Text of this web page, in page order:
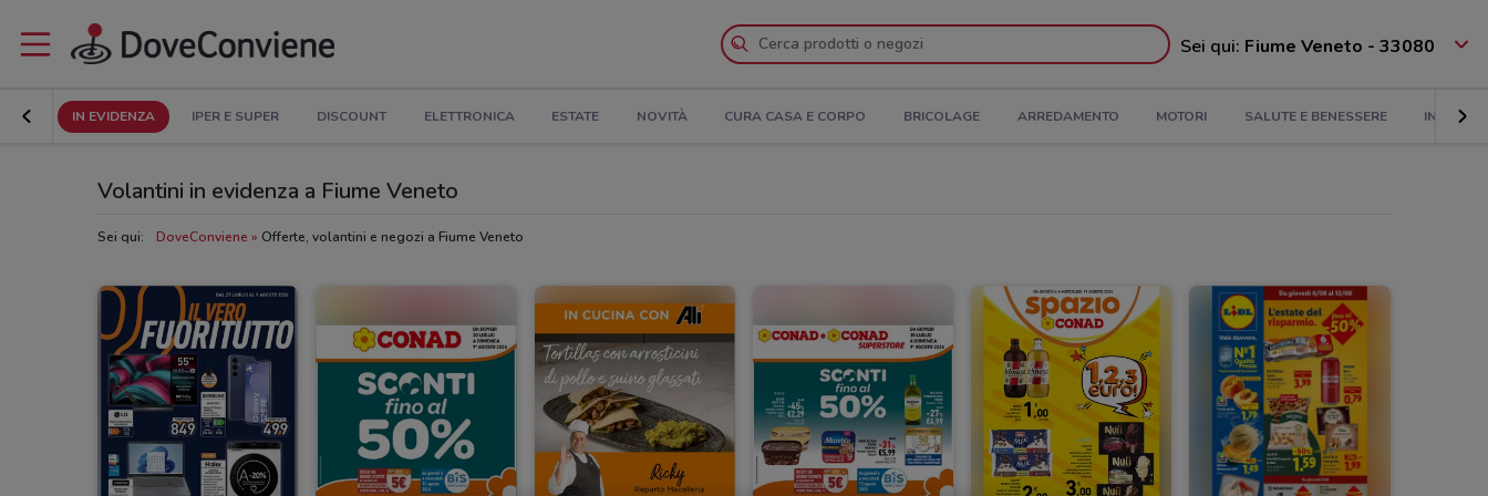
Sei qui: Fiume Veneto - 33080
IN EVIDENZA IPER E SUPER DISCOUNT ELETTRONICA ESTATE NOVITÀ CURA CASA E CORPO BRICOLAGE ARREDAMENTO MOTORI SALUTE E BENESSERE INFANZIA
Volantini in evidenza a Fiume Veneto
Sei qui: DoveConviene Offerte, volantini e negozi a Fiume Veneto